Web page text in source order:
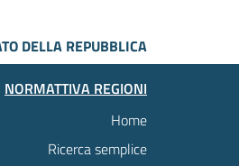
DELLA REPUBBLICA
NORMATTIVA REGIONI
Home
Ricerca semplice